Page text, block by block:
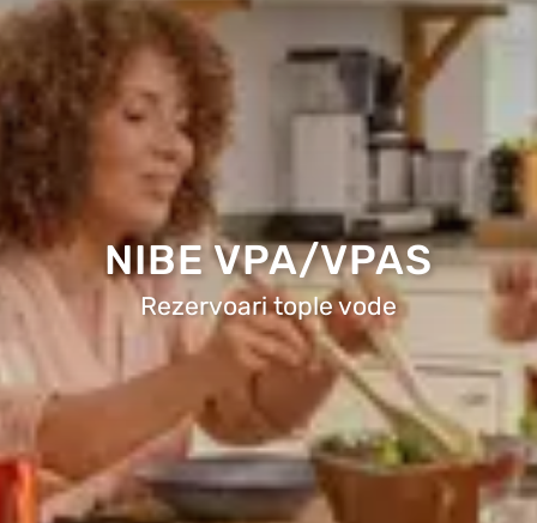
NIBE VPA/VPAS
Rezervoari tople vode